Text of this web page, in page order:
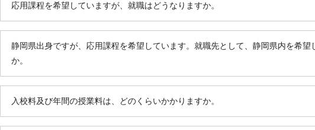
応用課程を希望していますが、就職はどうなりますか。
静岡県出身ですが、応用課程を希望しています。就職先として、静岡県内を希望
か。
入校料及び年間の授業料は、どのくらいかかりますか。